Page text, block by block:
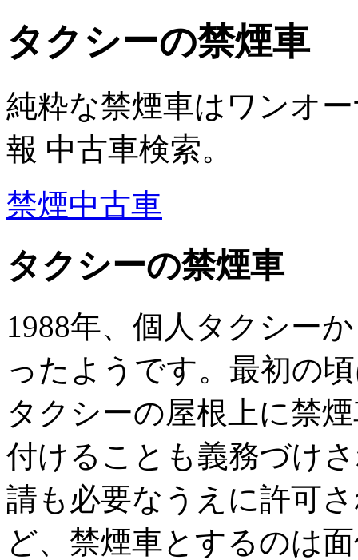
タクシーの禁煙車
純粋な禁煙車はワンオ
報 中古車検索。
禁煙中古車
タクシーの禁煙車
1988年、個人タクシー
ったようです。最初の
タクシーの屋根上に禁
付けることも義務づけ
請も必要なうえに許可
ど、禁煙車とするのは